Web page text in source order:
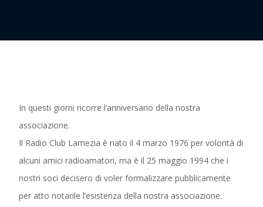
In questi giorni ricorre l’anniversario della nostra
associazione.
Il Radio Club Lamezia è nato il 4 marzo 1976 per volontà di
alcuni amici radioamatori, ma è il 25 maggio 1994 che i
nostri soci decisero di voler formalizzare pubblicamente
per atto notarile l’esistenza della nostra associazione.